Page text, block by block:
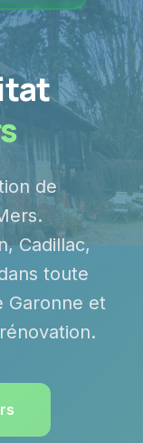
de
Cadillac,
toute
Garonne et